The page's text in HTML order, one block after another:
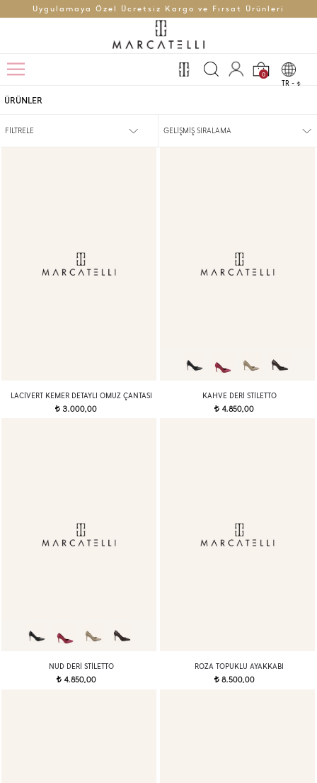
Uygulamaya Özel Ücretsiz Kargo ve Fırsat Ürünleri
0
TR - t
ÜRÜNLER
FİLTRELE
LACIVERT KEMER DETAYLI OMUZ ÇANTASI
t 3.000,00
KAHVE DERI STILETTO
t 4.850,00
NUD DERI STILETTO
t4.850,00
ROZA TOPUKLU AYAKKABI
t8.500,00